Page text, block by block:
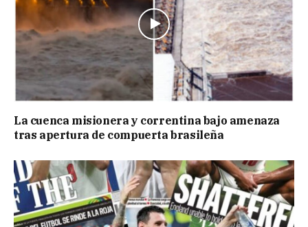
La cuenca misionera y correntina bajo amenaza
tras apertura de compuerta brasileña